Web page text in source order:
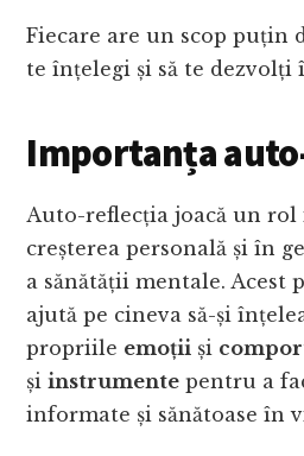
Fiecare are un scop puțin
te înțelegi și să te
Importanța
Auto-reflecția joacă un
creșterea personală și în
a sănătății mentale. Acest
ajută pe cineva să-și
propriile emoții și
șiinstrumente pentru a
informate și sănătoase în